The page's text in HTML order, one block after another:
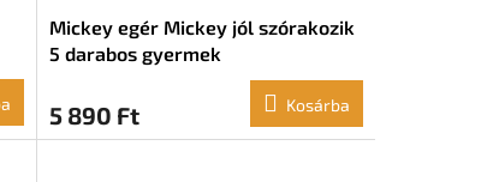
Mickey egér Mickey jól szórakozik
5 darabos gyermek
5 890 Ft Kosárba